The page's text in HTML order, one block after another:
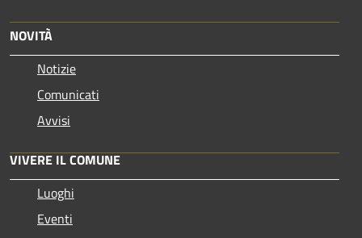
NOVITÀ
Notizie
Comunicati
Avvisi
VIVERE IL COMUNE
Luoghi
Eventi